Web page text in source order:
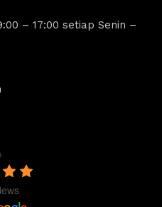
– 17:00 setiap Senin –